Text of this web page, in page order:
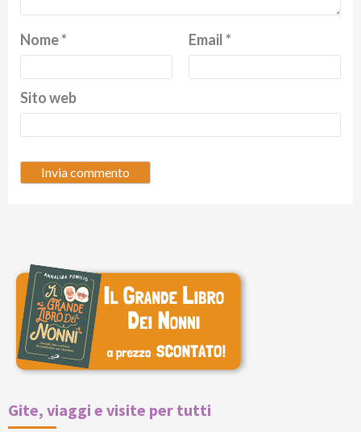
Nome* Email*
Sito web
Gite, viaggi e visite per tutti